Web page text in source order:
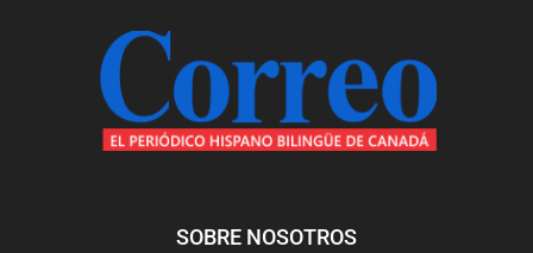
SOBRE NOSOTROS